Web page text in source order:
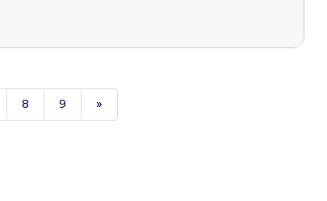
8 9 »